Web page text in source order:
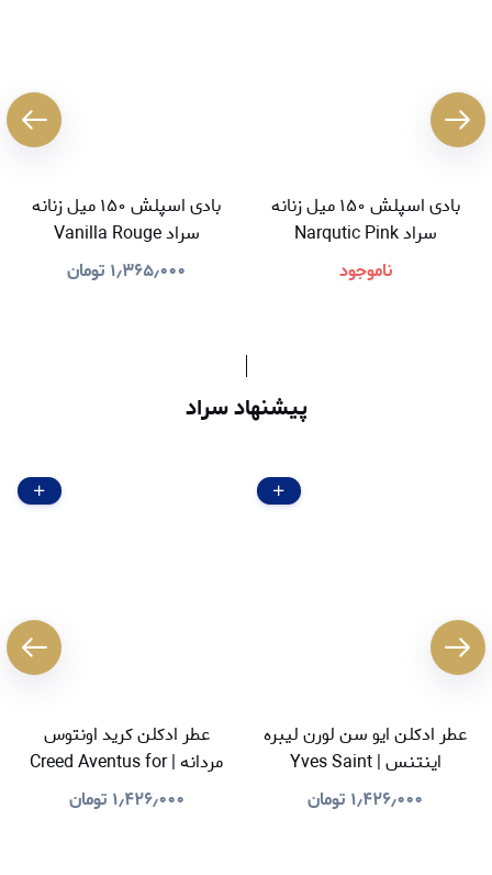
بادی اسپلش ۱۵۰ میل زنانه
سراد Narqutic Pink
ناموجود
بادی اسپلش ۱۵۰ میل زنانه
سراد Vanilla Rouge
۱٫۳۶۵٫۰۰۰ تومان
پیشنهاد سراد
عطر ادکلن ایو سن لورن لیبره
اینتنس | Yves Saint
Laurent Libre Intense
۱٫۴۲۶٫۰۰۰ تومان
عطر ادکلن کرید اونتوس
مردانه | Creed Aventus for
Men
۱٫۴۲۶٫۰۰۰ تومان